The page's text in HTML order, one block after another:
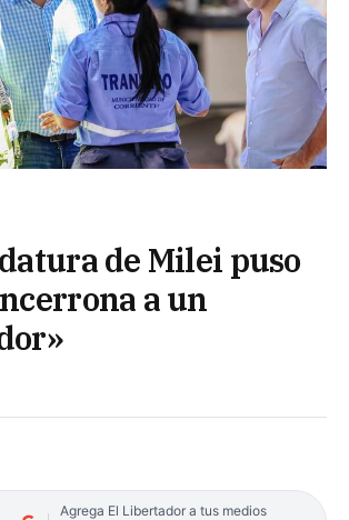
de Milei puso
a un
Agrega El Libertador a tus medios